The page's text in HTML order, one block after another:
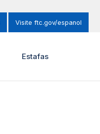
Visite ftc.gov/espanol
Estafas